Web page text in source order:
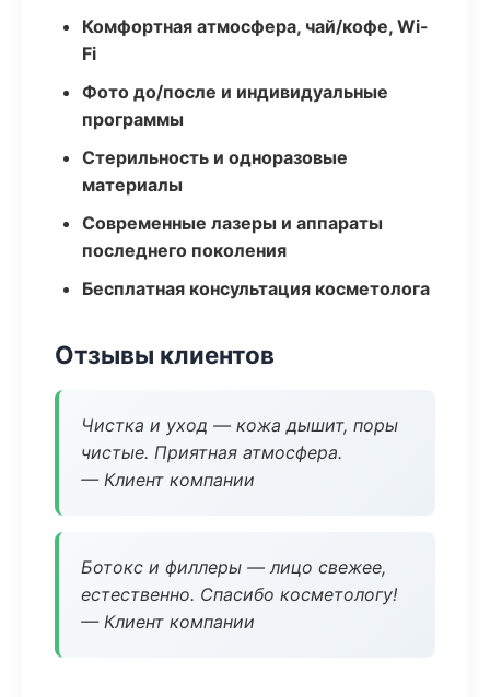
Комфортная атмосфера, чай/кофе, Wi-
Fi
Фото до/после и индивидуальные
программы
Стерильность и одноразовые
материалы
Современные лазеры и аппараты
последнего поколения
Бесплатная консультация косметолога
Отзывы клиентов
Чистка и уход — кожа дышит, поры
чистые. Приятная атмосфера.
— Клиент компании
Ботокс и филлеры — лицо свежее,
естественно. Спасибо косметологу!
— Клиент компании